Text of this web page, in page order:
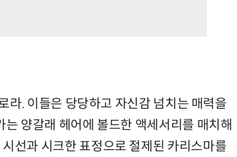
라. 이들은 당당하고 자신감 넘치는 매력을
양갈래 헤어에 볼드한 액세서리를 매치해
선과 시크한 표정으로 절제된 카리스마를